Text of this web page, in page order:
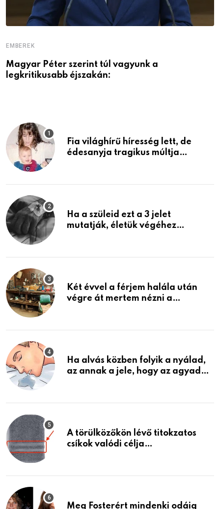
EMBEREK
Magyar Péter szerint túl vagyunk a
legkritikusabb éjszakán:
Fia világhírű híresség lett, de
édesanyja tragikus múltja
Ha a szüleid ezt a 3 jelet
mutatják, életük végéhez
Két évvel a férjem halála után
végre át mertem nézni a
életemet
Ha alvás közben folyik a nyálad,
az annak a jele, hogy az agyad…
A törülközőkön lévő titokzatos
csíkok valódi célja…
Meg Fosterért mindenki odáig